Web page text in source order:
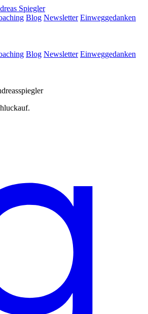
Spiegler
Blog Newsletter Einweggedanken
Blog Newsletter Einweggedanken